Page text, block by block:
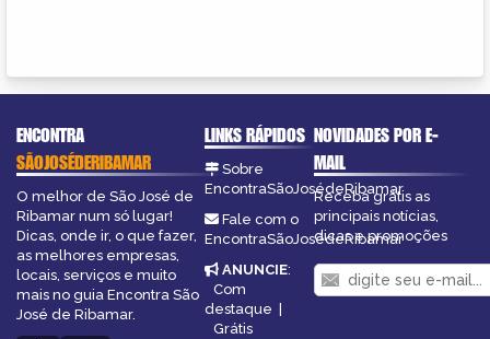
ENCONTRA
SÃOJOSÉDERIBAMAR
O melhor de São José de
Ribamar num só lugar!
Dicas, onde ir, o que fazer,
as melhores empresas,
locais, serviços e muito
mais no guia Encontra São
José de Ribamar.
LINKS RÁPIDOS
Sobre
EncontraSãoJosédeRibamar
Fale com o
EncontraSãoJosédeRibamar
ANUNCIE:
Com
destaque
Grátis
NOVIDADES POR E-
MAIL
Receba grátis as
principais notícias,
dicas e promoções